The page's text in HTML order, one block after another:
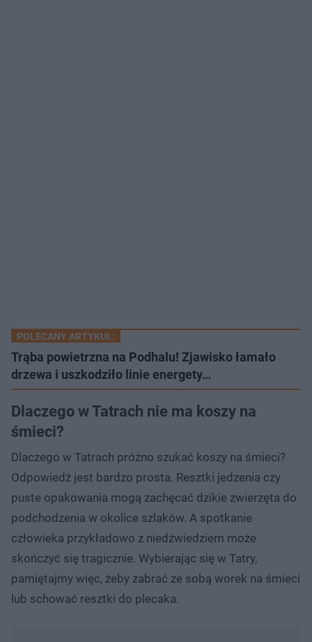
POLECANY ARTYKUŁ:
Trąba powietrzna na Podhalu! Zjawisko łamało
drzewa i uszkodziło linie energety…
Dlaczego w Tatrach nie ma koszy na
śmieci?
Dlaczego w Tatrach próżno szukać koszy na śmieci?
Odpowiedź jest bardzo prosta. Resztki jedzenia czy
puste opakowania mogą zachęcać dzikie zwierzęta do
podchodzenia w okolice szlaków. A spotkanie
człowieka przykładowo z niedźwiedziem może
skończyć się tragicznie. Wybierając się w Tatry,
pamiętajmy więc, żeby zabrać ze sobą worek na śmieci
lub schować resztki do plecaka.